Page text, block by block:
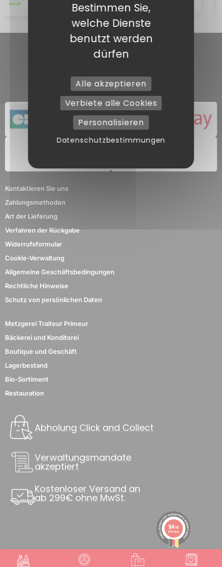
Kontaktieren Sie uns
Zahlungsmethoden
Art der Lieferung
Verfahren der Rückgabe
Widerrufsformular
Cookie-Verwaltung
Allgemeine Geschäftsbedingungen
Rechtliche Hinweise
Schutz von persönlichen Daten
Metzgerei Traiteur Primeur
Bäckerei und Konditorei
Boutique und Geschäft
Lagerbestand
Bio-Sortiment
Restauration
Abholung Click and Collect
Verwaltungsmandate
akzeptiert
Kostenloser Versand an
ab 299€ ohne MwSt.
9.4/10
8848 Noten
Bestimmen Sie,
welche Dienste
benutzt werden
dürfen
Alle akzeptieren
Verbiete alle Cookies
Personalisieren
Datenschutzbestimmungen